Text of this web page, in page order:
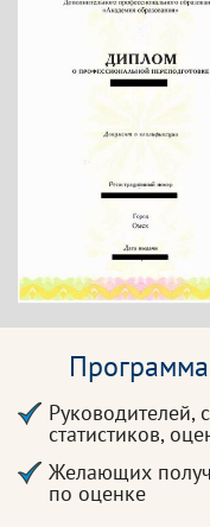
Руководителей,
статистиков,
Желающих
по оценке